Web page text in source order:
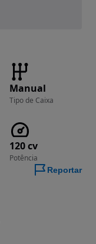
Manual
Tipo de Caixa
120 cv
Potência
Reportar